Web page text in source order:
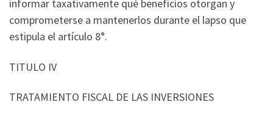
informar taxativamente qué beneficios otorgan y
comprometerse a mantenerlos durante el lapso que
estipula el artículo 8°.
TITULO IV
TRATAMIENTO FISCAL DE LAS INVERSIONES